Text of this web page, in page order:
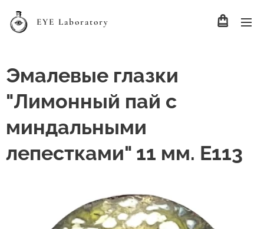
EYE Laboratory
Эмалевые глазки
"Лимонный пай с
миндальными
лепестками" 11 мм. Е113